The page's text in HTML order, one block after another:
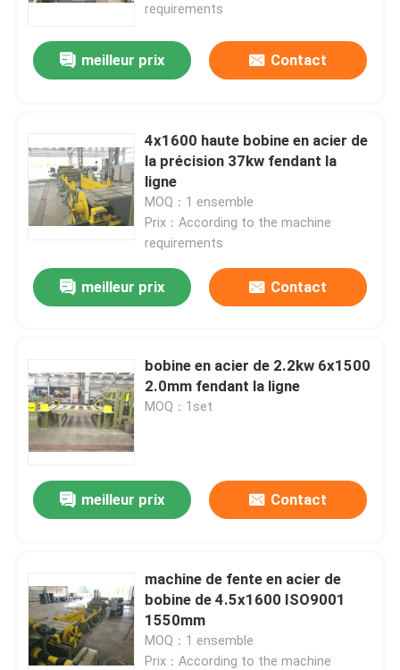
requirements
meilleur prix Contact
4x1600 haute bobine en acier de
la précision 37kw fendant la
ligne
MOQ：1 ensemble
Prix：According to the machine
requirements
meilleur prix Contact
bobine en acier de 2.2kw 6x1500
2.0mm fendant la ligne
MOQ：1set
meilleur prix Contact
machine de fente en acier de
bobine de 4.5x1600 ISO9001
1550mm
MOQ：1 ensemble
Prix：According to the machine